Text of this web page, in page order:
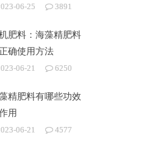
06-25 3891
肥料：海藻精肥料
确使用方法
06-21 6250
精肥料有哪些功效
用
06-21 4577